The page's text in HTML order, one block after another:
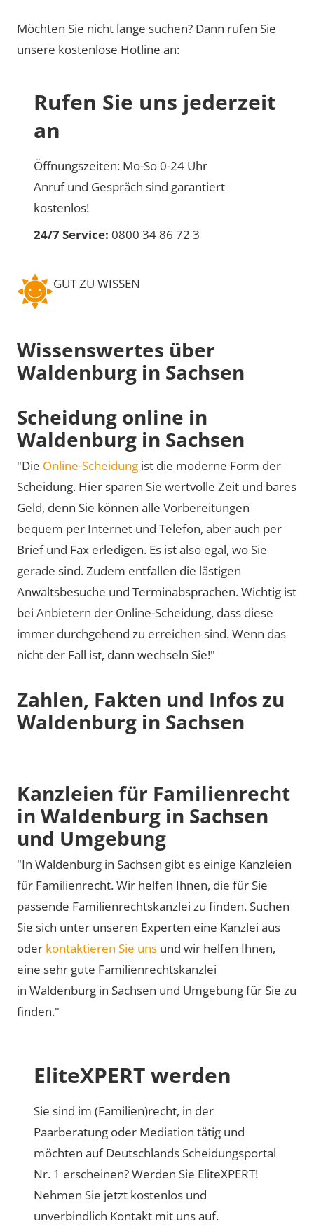
Möchten Sie nicht lange suchen? Dann rufen Sie
unsere kostenlose Hotline an:
Rufen Sie uns jederzeit
an
Öffnungszeiten: Mo-So 0-24 Uhr
Anruf und Gespräch sind garantiert
kostenlos!
24/7 Service: 0800 34 86 72 3
GUT ZU WISSEN
Wissenswertes über
Waldenburg in Sachsen
Scheidung online in
Waldenburg in Sachsen
"Die Online-Scheidung ist die moderne Form der
Scheidung. Hier sparen Sie wertvolle Zeit und bares
Geld, denn Sie können alle Vorbereitungen
bequem per Internet und Telefon, aber auch per
Brief und Fax erledigen. Es ist also egal, wo Sie
gerade sind. Zudem entfallen die lästigen
Anwaltsbesuche und Terminabsprachen. Wichtig ist
bei Anbietern der Online-Scheidung, dass diese
immer durchgehend zu erreichen sind. Wenn das
nicht der Fall ist, dann wechseln Sie!"
Zahlen, Fakten und Infos zu
Waldenburg in Sachsen
Kanzleien für Familienrecht
in Waldenburg in Sachsen
und Umgebung
"In Waldenburg in Sachsen gibt es einige Kanzleien
für Familienrecht. Wir helfen Ihnen, die für Sie
passende Familienrechtskanzlei zu finden. Suchen
Sie sich unter unseren Experten eine Kanzlei aus
oder kontaktieren Sie uns und wir helfen Ihnen,
eine sehr gute Familienrechtskanzlei
in Waldenburg in Sachsen und Umgebung für Sie zu
finden."
EliteXPERT werden
Sie sind im (Familien)recht, in der
Paarberatung oder Mediation tätig und
möchten auf Deutschlands Scheidungsportal
Nr. 1 erscheinen? Werden Sie EliteXPERT!
Nehmen Sie jetzt kostenlos und
unverbindlich Kontakt mit uns auf.